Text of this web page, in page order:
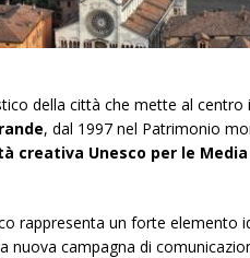
della città che mette al centro
, dal 1997 nel Patrimonio
creativa Unesco per le
rappresenta un forte elemento
nuova campagna di